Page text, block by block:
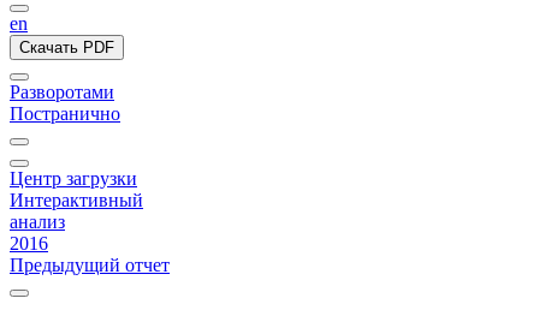
en
Скачать PDF
Разворотами
Постранично
Центр загрузки
Интерактивный
анализ
2016
Предыдущий отчет